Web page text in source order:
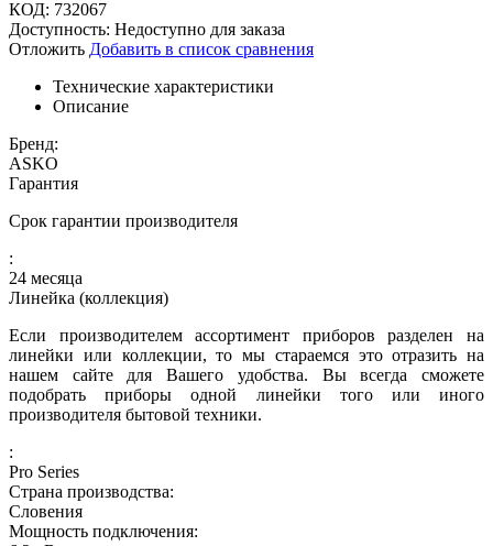
КОД: 732067
Доступность: Недоступно для заказа
Отложить Добавить в список сравнения
Технические характеристики
Описание
Бренд:
ASKO
Гарантия
Срок гарантии производителя
:
24 месяца
Линейка (коллекция)
Если производителем ассортимент приборов разделен на
линейки или коллекции, то мы стараемся это отразить на
нашем сайте для Вашего удобства. Вы всегда сможете
подобрать приборы одной линейки того или иного
производителя бытовой техники.
:
Pro Series
Страна производства:
Словения
Мощность подключения: